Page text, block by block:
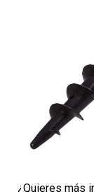
¿Quieres más